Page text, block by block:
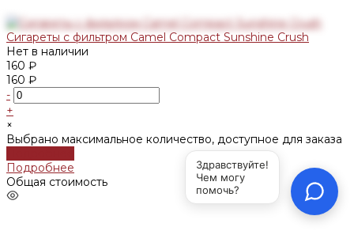
Сигареты с фильтром Camel Compact Sunshine Crush
Нет в наличии
160 ₽
160 ₽
-
+
×
Выбрано максимальное количество, доступное для заказа
Подробнее
Общая стоимость